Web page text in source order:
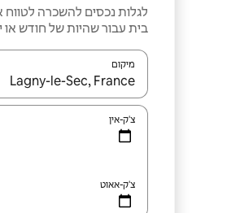
לגלות נכסים להשכרה
בית עבור שהיות של חודש או
מיקום
כאשר התוצאות יהיו זמינות,
צ'ק-אין
צ'ק-אאוט